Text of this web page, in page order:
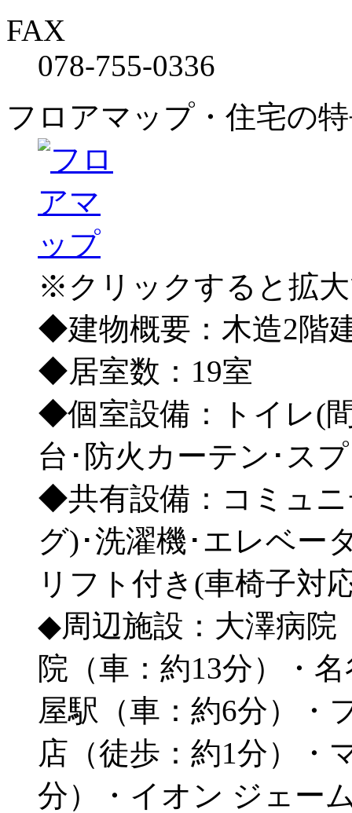
FAX
078-755-0336
フロアマップ・住宅の
※クリックすると拡
◆建物概要：木造2階
◆居室数：19室
◆個室設備：トイレ(
台･防火カーテン･ス
◆共有設備：コミュ
グ)･洗濯機･エレベー
リフト付き(車椅子対
◆周辺施設：大澤病院
院（車：約13分）・
屋駅（車：約6分）・
店（徒歩：約1分）・
分）・イオン ジェー